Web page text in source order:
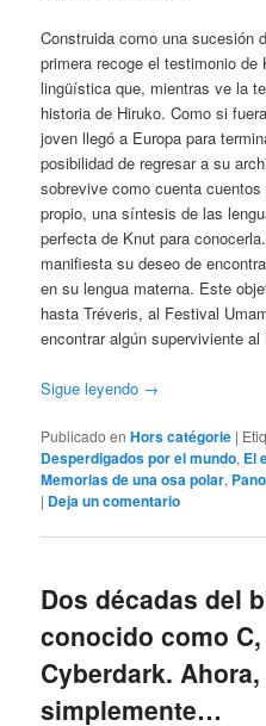
Construida como una sucesión
primera recoge el testimonio
lingüística que, mientras ve la
historia de Hiruko. Como si
joven llegó a Europa para
posibilidad de regresar a su
sobrevive como cuenta
propio, una síntesis de las
perfecta de Knut para
manifiesta su deseo de
en su lengua materna. Este
hasta Tréveris, al Festival
encontrar algún superviviente
Sigue leyendo →
Publicado en Hors catégorie |
Desperdigados por el mundo, El
Memorias de una osa polar,
| Deja un comentario
Dos décadas del
conocido como
Cyberdark. Ahora,
simplemente…